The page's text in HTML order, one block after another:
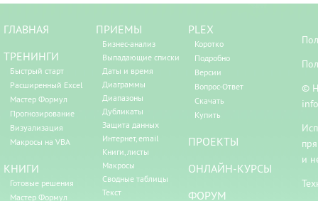
ГЛАВНАЯ
ТРЕНИНГИ
Быстрый старт
Расширенный Excel
Мастер Формул
Прогнозирование
Визуализация
Макросы на VBA
КНИГИ
Готовые решения
Мастер Формул
ПРИЕМЫ
Бизнес-анализ
Выпадающие списки
Даты и время
Диаграммы
Диапазоны
Дубликаты
Защита данных
Интернет, email
Книги, листы
Макросы
Сводные таблицы
Текст
PLEX
Коротко
Подробно
Версии
Вопрос-Ответ
Скачать
Купить
ПРОЕКТЫ
ОНЛАЙН-КУРСЫ
ФОРУМ
©
и